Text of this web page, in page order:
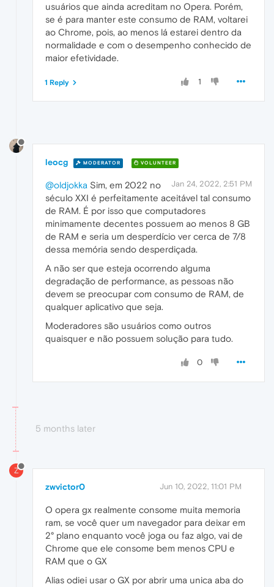
usuários que ainda acreditam no Opera. Porém,
se é para manter este consumo de RAM, voltarei
ao Chrome, pois, ao menos lá estarei dentro da
normalidade e com o desempenho conhecido de
maior efetividade.
1
1 Reply
leocg MODERATOR VOLUNTEER
Jan 24, 2022, 2:51 PM
@oldjokka Sim, em 2022 no
século XXI é perfeitamente aceitável tal consumo
de RAM. É por isso que computadores
minimamente decentes possuem ao menos 8 GB
de RAM e seria um desperdício ver cerca de 7/8
dessa memória sendo desperdiçada.
A não ser que esteja ocorrendo alguma
degradação de performance, as pessoas não
devem se preocupar com consumo de RAM, de
qualquer aplicativo que seja.
Moderadores são usuários como outros
quaisquer e não possuem solução para tudo.
0
5 months later
Z
zwvictor0 Jun 10, 2022, 11:01 PM
O opera gx realmente consome muita memoria
ram, se você quer um navegador para deixar em
2° plano enquanto você joga ou faz algo, vai de
Chrome que ele consome bem menos CPU e
RAM que o GX
Alias odiei usar o GX por abrir uma unica aba do